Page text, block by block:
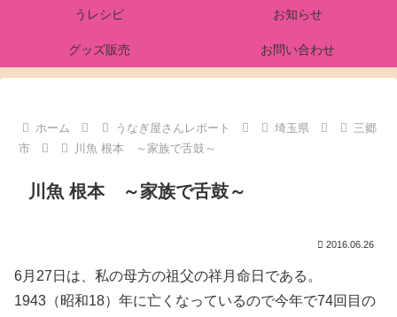
うレシピ お知らせ
グッズ販売 お問い合わせ
ホーム うなぎ屋さんレポート 埼玉県
三郷
市
川魚 根本 ～家族で舌鼓～
川魚 根本 ～家族で舌鼓～
2016.06.26
6月27日は、私の母方の祖父の祥月命日である。
1943（昭和18）年に亡くなっているので今年で74回目の